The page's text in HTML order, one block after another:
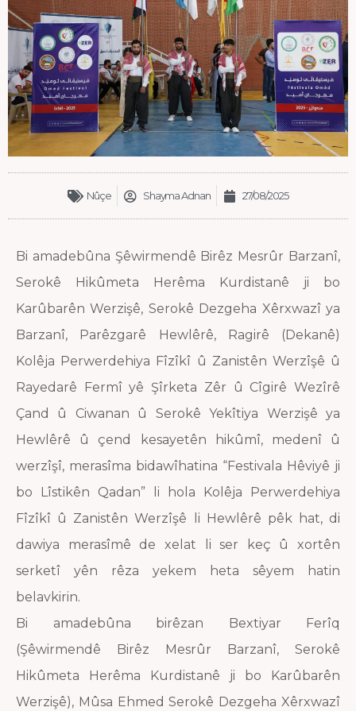
Nûçe Shayma Adnan 27/08/2025
Bi amadebûna Şêwirmendê Birêz Mesrûr Barzanî,
Serokê Hikûmeta Herêma Kurdistanê ji bo
Karûbarên Werzişê, Serokê Dezgeha Xêrxwazî ya
Barzanî, Parêzgarê Hewlêrê, Ragirê (Dekanê)
Kolêja Perwerdehiya Fîzîkî û Zanistên Werzîşê û
Rayedarê Fermî yê Şîrketa Zêr û Cîgirê Wezîrê
Çand û Ciwanan û Serokê Yekîtiya Werzişê ya
Hewlêrê û çend kesayetên hikûmî, medenî û
werzîşî, merasîma bidawîhatina “Festivala Hêviyê ji
bo Lîstikên Qadan” li hola Kolêja Perwerdehiya
Fîzîkî û Zanistên Werzîşê li Hewlêrê pêk hat, di
dawiya merasîmê de xelat li ser keç û xortên
serketî yên rêza yekem heta sêyem hatin
belavkirin.
Bi amadebûna birêzan Bextiyar Ferîq
(Şêwirmendê Birêz Mesrûr Barzanî, Serokê
Hikûmeta Herêma Kurdistanê ji bo Karûbarên
Werzişê), Mûsa Ehmed Serokê Dezgeha Xêrxwazî